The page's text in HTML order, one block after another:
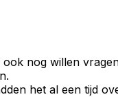
nog willen
het al een tijd